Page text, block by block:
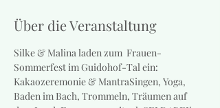
Über die Veranstaltung
Silke & Malina laden zum  Frauen-
Sommerfest im Guidohof-Tal ein:
Kakaozeremonie & MantraSingen, Yoga,
Baden im Bach, Trommeln, Träumen auf